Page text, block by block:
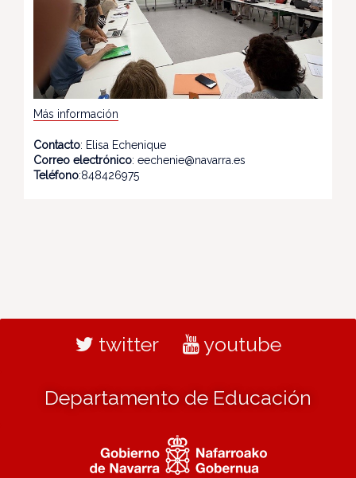
Más información
Contacto: Elisa Echenique
Correo electrónico: eechenie@navarra.es
Teléfono:848426975
twitter youtube
Departamento de Educación